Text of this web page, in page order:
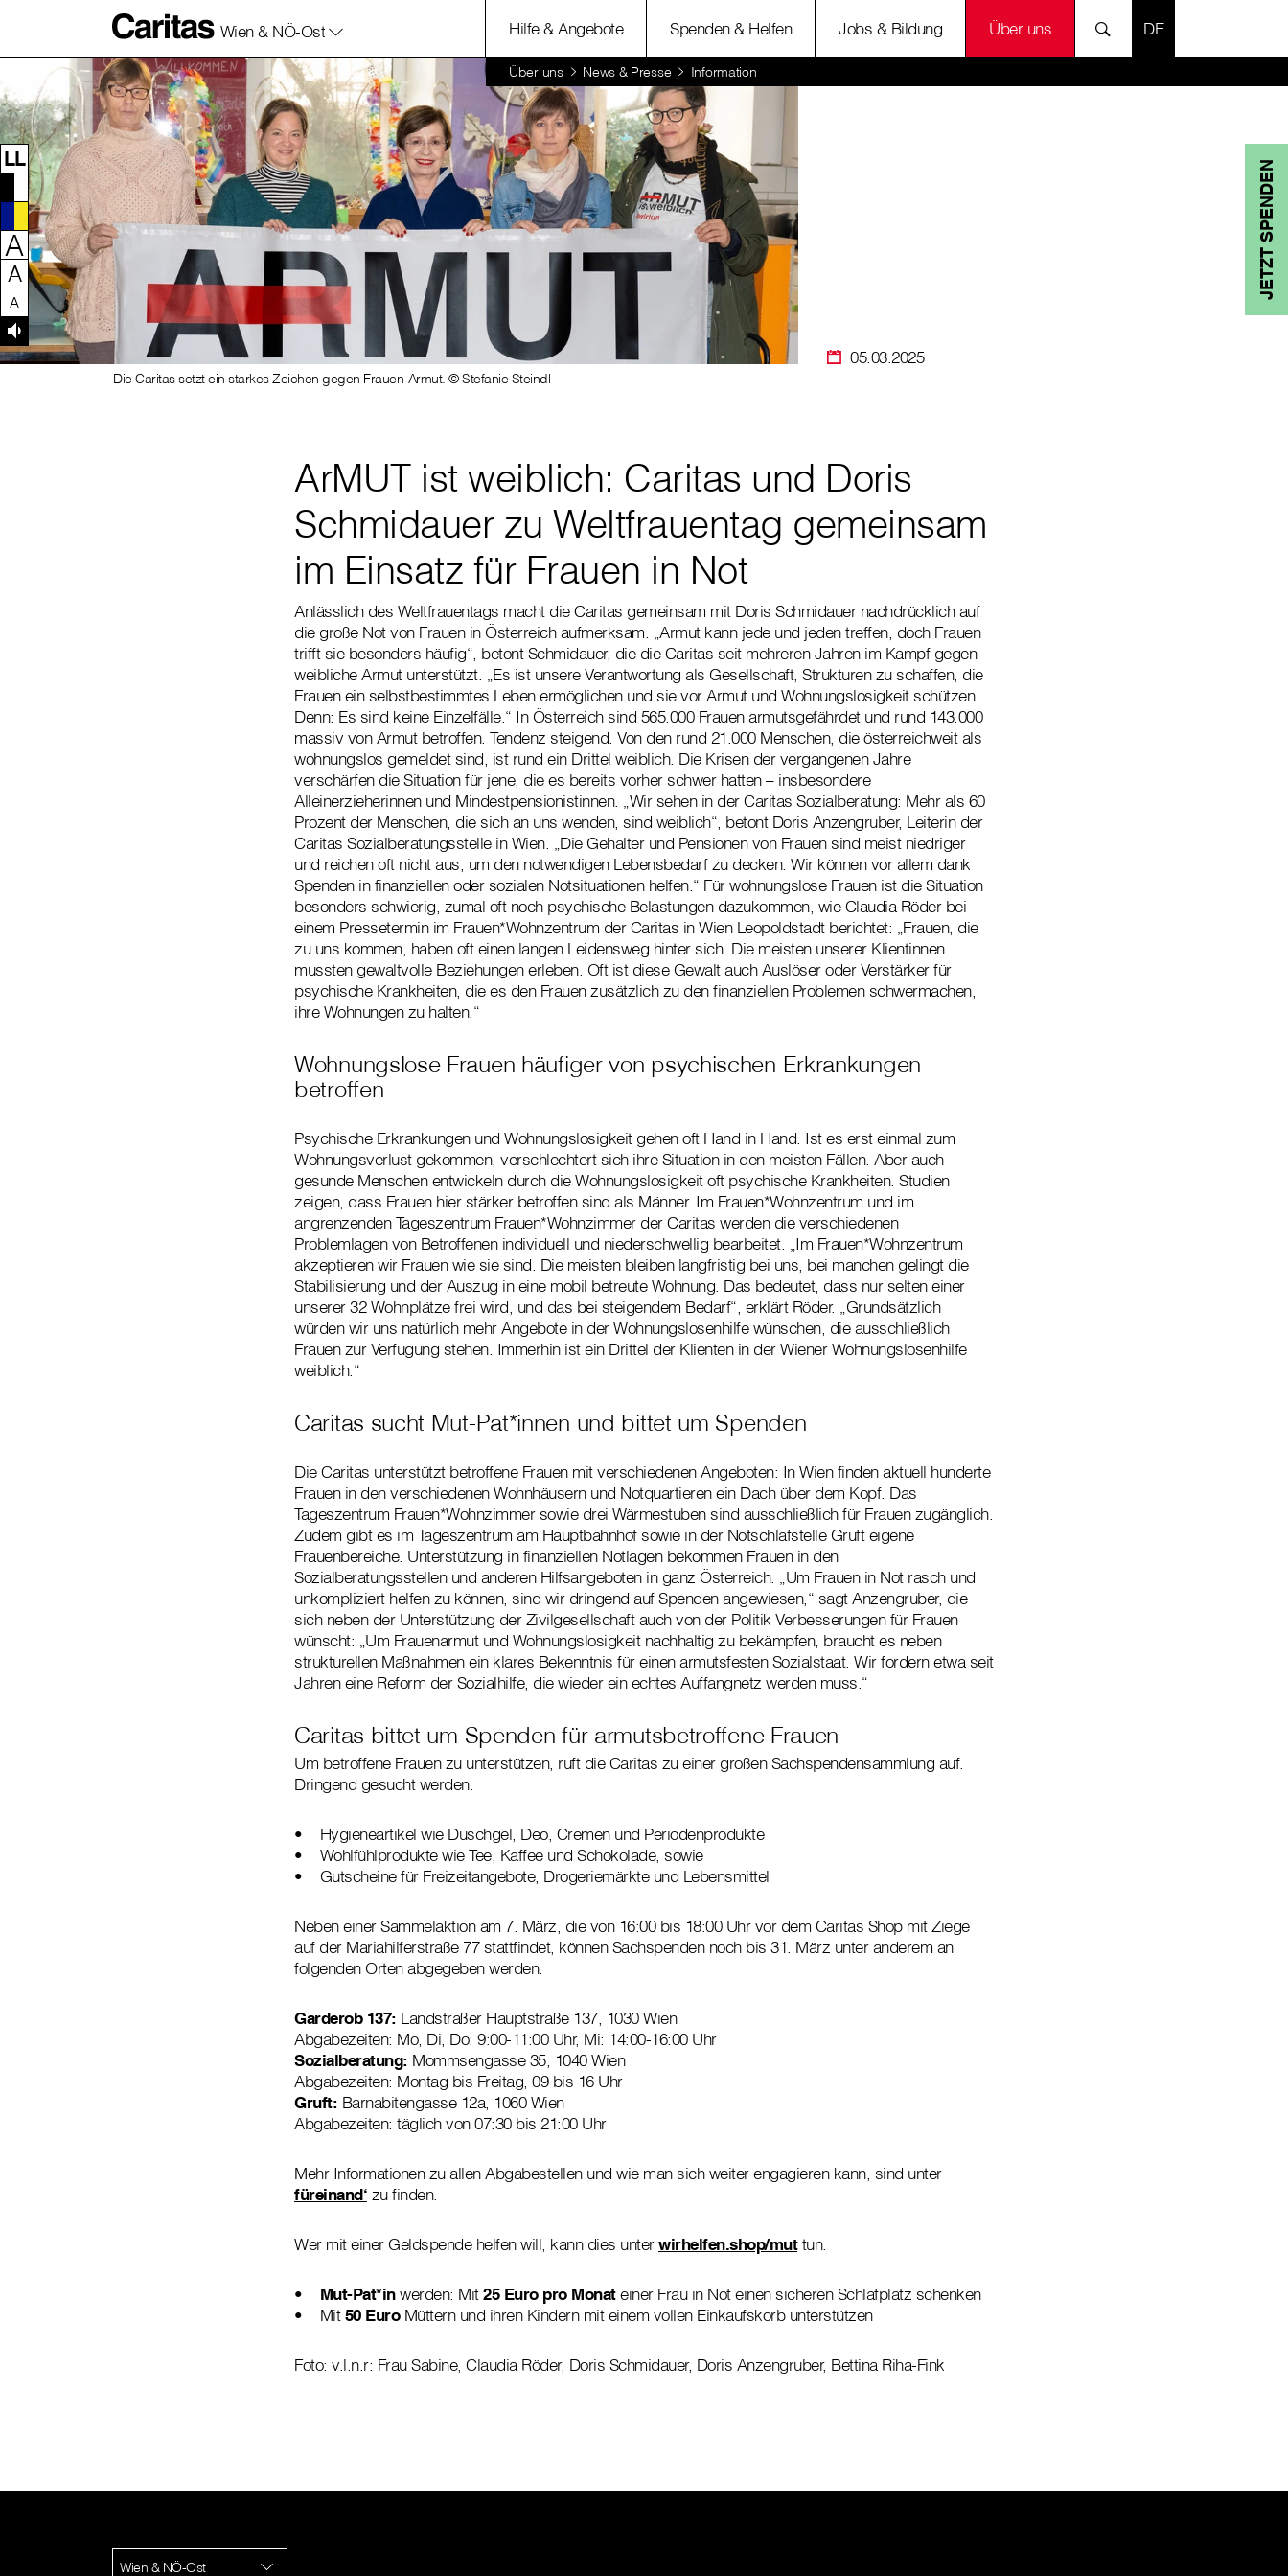
Zum Inhalt dieser Seite
Zur Navigation
Zum Footer dieser Seite
Wien & NÖ-Ost Hilfe & Angebote Spenden & Helfen Jobs & Bildung Über uns SPRACHE
Über uns News & Presse Information
JETZT SPENDEN
LL
A
A
A
05.03.2025
Die Caritas setzt ein starkes Zeichen gegen Frauen-Armut. © Stefanie Steindl
ArMUT ist weiblich: Caritas und Doris
Schmidauer zu Weltfrauentag gemeinsam
im Einsatz für Frauen in Not
Anlässlich des Weltfrauentags macht die Caritas gemeinsam mit Doris Schmidauer nachdrücklich auf
die große Not von Frauen in Österreich aufmerksam. „Armut kann jede und jeden treffen, doch Frauen
trifft sie besonders häufig“, betont Schmidauer, die die Caritas seit mehreren Jahren im Kampf gegen
weibliche Armut unterstützt. „Es ist unsere Verantwortung als Gesellschaft, Strukturen zu schaffen, die
Frauen ein selbstbestimmtes Leben ermöglichen und sie vor Armut und Wohnungslosigkeit schützen.
Denn: Es sind keine Einzelfälle.“ In Österreich sind 565.000 Frauen armutsgefährdet und rund 143.000
massiv von Armut betroffen. Tendenz steigend. Von den rund 21.000 Menschen, die österreichweit als
wohnungslos gemeldet sind, ist rund ein Drittel weiblich. Die Krisen der vergangenen Jahre
verschärfen die Situation für jene, die es bereits vorher schwer hatten – insbesondere
Alleinerzieherinnen und Mindestpensionistinnen. „Wir sehen in der Caritas Sozialberatung: Mehr als 60
Prozent der Menschen, die sich an uns wenden, sind weiblich“, betont Doris Anzengruber, Leiterin der
Caritas Sozialberatungsstelle in Wien. „Die Gehälter und Pensionen von Frauen sind meist niedriger
und reichen oft nicht aus, um den notwendigen Lebensbedarf zu decken. Wir können vor allem dank
Spenden in finanziellen oder sozialen Notsituationen helfen.“ Für wohnungslose Frauen ist die Situation
besonders schwierig, zumal oft noch psychische Belastungen dazukommen, wie Claudia Röder bei
einem Pressetermin im Frauen*Wohnzentrum der Caritas in Wien Leopoldstadt berichtet: „Frauen, die
zu uns kommen, haben oft einen langen Leidensweg hinter sich. Die meisten unserer Klientinnen
mussten gewaltvolle Beziehungen erleben. Oft ist diese Gewalt auch Auslöser oder Verstärker für
psychische Krankheiten, die es den Frauen zusätzlich zu den finanziellen Problemen schwermachen,
ihre Wohnungen zu halten.“
Wohnungslose Frauen häufiger von psychischen Erkrankungen
betroffen
Psychische Erkrankungen und Wohnungslosigkeit gehen oft Hand in Hand. Ist es erst einmal zum
Wohnungsverlust gekommen, verschlechtert sich ihre Situation in den meisten Fällen. Aber auch
gesunde Menschen entwickeln durch die Wohnungslosigkeit oft psychische Krankheiten. Studien
zeigen, dass Frauen hier stärker betroffen sind als Männer. Im Frauen*Wohnzentrum und im
angrenzenden Tageszentrum Frauen*Wohnzimmer der Caritas werden die verschiedenen
Problemlagen von Betroffenen individuell und niederschwellig bearbeitet. „Im Frauen*Wohnzentrum
akzeptieren wir Frauen wie sie sind. Die meisten bleiben langfristig bei uns, bei manchen gelingt die
Stabilisierung und der Auszug in eine mobil betreute Wohnung. Das bedeutet, dass nur selten einer
unserer 32 Wohnplätze frei wird, und das bei steigendem Bedarf“, erklärt Röder. „Grundsätzlich
würden wir uns natürlich mehr Angebote in der Wohnungslosenhilfe wünschen, die ausschließlich
Frauen zur Verfügung stehen. Immerhin ist ein Drittel der Klienten in der Wiener Wohnungslosenhilfe
weiblich.“
Caritas sucht Mut-Pat*innen und bittet um Spenden
Die Caritas unterstützt betroffene Frauen mit verschiedenen Angeboten: In Wien finden aktuell hunderte
Frauen in den verschiedenen Wohnhäusern und Notquartieren ein Dach über dem Kopf. Das
Tageszentrum Frauen*Wohnzimmer sowie drei Wärmestuben sind ausschließlich für Frauen zugänglich.
Zudem gibt es im Tageszentrum am Hauptbahnhof sowie in der Notschlafstelle Gruft eigene
Frauenbereiche. Unterstützung in finanziellen Notlagen bekommen Frauen in den
Sozialberatungsstellen und anderen Hilfsangeboten in ganz Österreich. „Um Frauen in Not rasch und
unkompliziert helfen zu können, sind wir dringend auf Spenden angewiesen,“ sagt Anzengruber, die
sich neben der Unterstützung der Zivilgesellschaft auch von der Politik Verbesserungen für Frauen
wünscht: „Um Frauenarmut und Wohnungslosigkeit nachhaltig zu bekämpfen, braucht es neben
strukturellen Maßnahmen ein klares Bekenntnis für einen armutsfesten Sozialstaat. Wir fordern etwa seit
Jahren eine Reform der Sozialhilfe, die wieder ein echtes Auffangnetz werden muss.“
Caritas bittet um Spenden für armutsbetroffene Frauen
Um betroffene Frauen zu unterstützen, ruft die Caritas zu einer großen Sachspendensammlung auf.
Dringend gesucht werden:
• Hygieneartikel wie Duschgel, Deo, Cremen und Periodenprodukte
• Wohlfühlprodukte wie Tee, Kaffee und Schokolade, sowie
• Gutscheine für Freizeitangebote, Drogeriemärkte und Lebensmittel
Neben einer Sammelaktion am 7. März, die von 16:00 bis 18:00 Uhr vor dem Caritas Shop mit Ziege
auf der Mariahilferstraße 77 stattfindet, können Sachspenden noch bis 31. März unter anderem an
folgenden Orten abgegeben werden:
Garderob 137: Landstraßer Hauptstraße 137, 1030 Wien
Abgabezeiten: Mo, Di, Do: 9:00-11:00 Uhr, Mi: 14:00-16:00 Uhr
Sozialberatung: Mommsengasse 35, 1040 Wien
Abgabezeiten: Montag bis Freitag, 09 bis 16 Uhr
Gruft: Barnabitengasse 12a, 1060 Wien
Abgabezeiten: täglich von 07:30 bis 21:00 Uhr
Mehr Informationen zu allen Abgabestellen und wie man sich weiter engagieren kann, sind unter
füreinand‘ zu finden.
Wer mit einer Geldspende helfen will, kann dies unterwirhelfen.shop/mut tun:
• Mut-Pat*inwerden: Mit25 Euro pro Monateiner Frau in Not einen sicheren Schlafplatz schenken
• Mit50 EuroMüttern und ihren Kindern mit einem vollen Einkaufskorb unterstützen
Foto: v.l.n.r: Frau Sabine, Claudia Röder, Doris Schmidauer, Doris Anzengruber, Bettina Riha-Fink
Wien & NÖ-Ost